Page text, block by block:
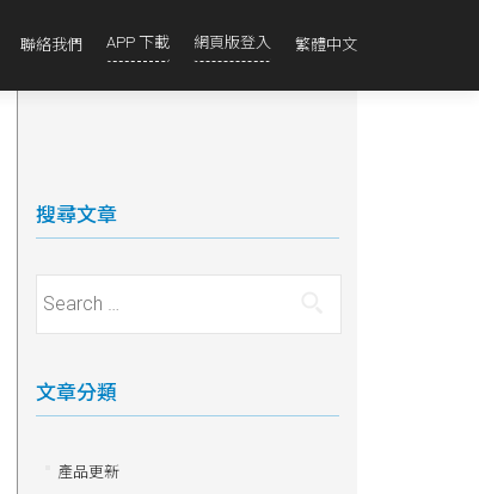
聯絡我們 APP 下載 網頁版登入 繁體中文
搜尋文章
Search for:
文章分類
產品更新